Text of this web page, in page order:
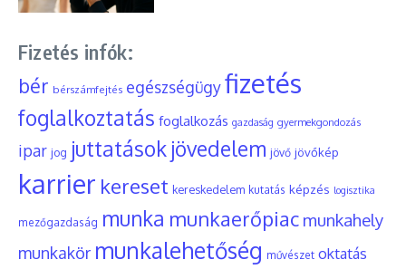
Fizetés infók:
bér bérszámfejtés egészségügyfizetés
foglalkoztatás foglalkozás gazdaság gyermekgondozás
ipar jog juttatások jövedelem jövő jövőkép
karrier kereset kereskedelem kutatás képzés logisztika
mezőgazdaság munka munkaerőpiac munkahely
munkakör munkalehetőség művészet oktatás